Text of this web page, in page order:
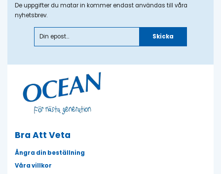
De uppgifter du matar in kommer endast användas till våra
nyhetsbrev.
Skicka
Bra Att Veta
Ångra din beställning
Våra villkor